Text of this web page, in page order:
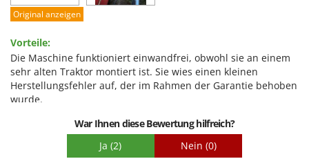
Schwierigkeitsgrad Zusammenbau
Original anzeigen
Vorteile:
Die Maschine funktioniert einwandfrei, obwohl sie an einem
sehr alten Traktor montiert ist. Sie wies einen kleinen
Herstellungsfehler auf, der im Rahmen der Garantie behoben
wurde.
Ich habe mir vorsichtshalber einen Satz Hämmer gekauft, die
allerdings recht teuer sind für ein Stück Eisen.
War Ihnen diese Bewertung hilfreich?
Ja (2) Nein (0)